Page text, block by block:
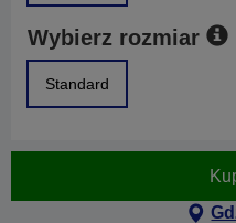
Wybierz rozmiar
Standard